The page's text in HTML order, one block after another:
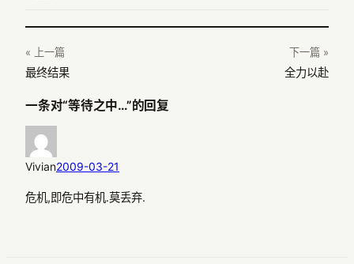
« 上一篇
最终结果
下一篇 »
全力以赴
一条对“等待之中…”的回复
Vivian2009-03-21
危机,即危中有机.莫丢弃.